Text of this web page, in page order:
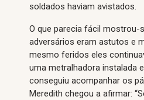
soldados haviam avistados.
O que parecia fácil mostrou-
adversários eram astutos e
mesmo feridos eles
uma metralhadora instalada
conseguiu acompanhar os
Meredith chegou a afirmar: